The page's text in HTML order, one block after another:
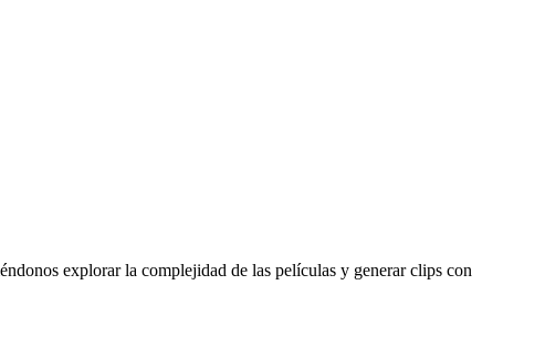
explorar la complejidad de las películas y generar clips con